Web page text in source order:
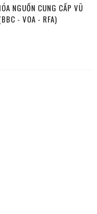
NGUỒN CUNG CẤP VŨ
- VOA - RFA)